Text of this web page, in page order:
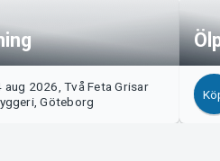
aug 2026, Två Feta Grisar
Göteborg